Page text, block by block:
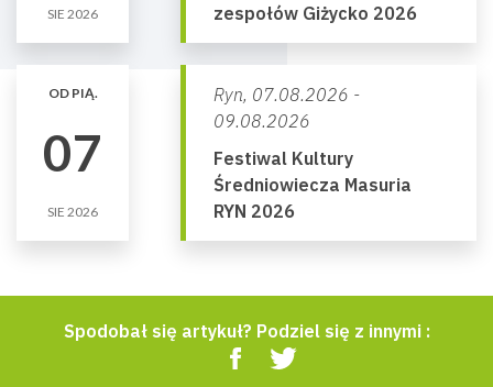
SIE 2026
zespołów Giżycko 2026
OD PIĄ.
07
SIE 2026
Ryn, 07.08.2026 -
09.08.2026
Festiwal Kultury
Średniowiecza Masuria
RYN 2026
Spodobał się artykuł? Podziel się z innymi :